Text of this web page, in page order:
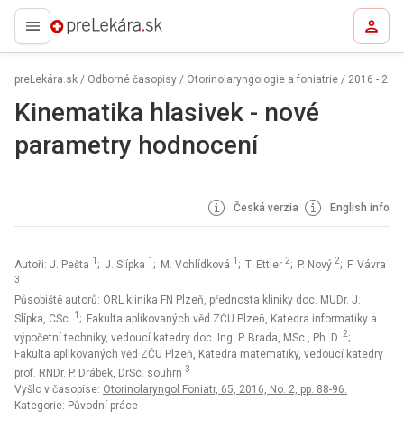
preLekára.sk
preLekára.sk / Odborné časopisy / Otorinolaryngologie a foniatrie / 2016 - 2
Kinematika hlasivek - nové
parametry hodnocení
Česká verzia English info
Autoři: J. Pešta 1 ; J. Slípka 1 ; M. Vohlídková 1 ; T. Ettler 2; P. Nový 2; F. Vávra
3
Působiště autorů: ORL klinika FN Plzeň, přednosta kliniky doc. MUDr. J.
Slípka, CSc. 1 ; Fakulta aplikovaných věd ZČU Plzeň, Katedra informatiky a
výpočetní techniky, vedoucí katedry doc. Ing. P. Brada, MSc., Ph. D. 2;
Fakulta aplikovaných věd ZČU Plzeň, Katedra matematiky, vedoucí katedry
prof. RNDr. P. Drábek, DrSc. souhrn 3
Vyšlo v časopise: Otorinolaryngol Foniatr, 65, 2016, No. 2, pp. 88-96.
Kategorie: Původní práce